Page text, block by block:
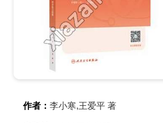
作者： 李小寒,王爱平 著